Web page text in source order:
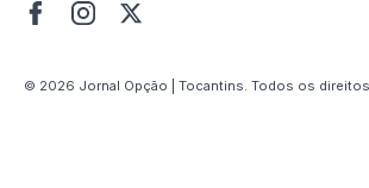
© 2026 Jornal Opção | Tocantins. Todos os